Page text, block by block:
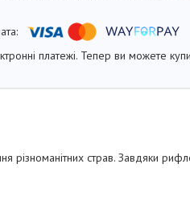
платежі. Тепер ви можете
страв. Завдяки